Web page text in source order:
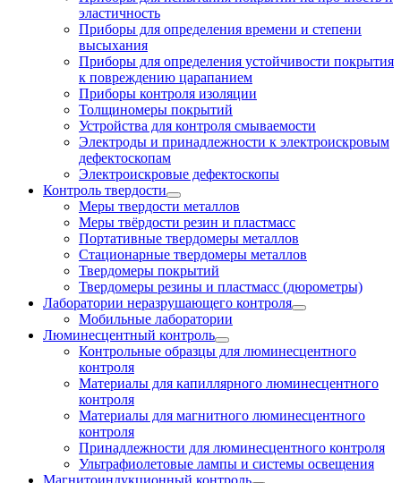
эластичность
Приборы для определения времени и степени
высыхания
Приборы для определения устойчивости покрытия
к повреждению царапанием
Приборы контроля изоляции
Толщиномеры покрытий
Устройства для контроля смываемости
Электроды и принадлежности к электроискровым
дефектоскопам
Электроискровые дефектоскопы
Контроль твердости
Меры твердости металлов
Меры твёрдости резин и пластмасс
Портативные твердомеры металлов
Стационарные твердомеры металлов
Твердомеры покрытий
Твердомеры резины и пластмасс (дюрометры)
Лаборатории неразрушающего контроля
Мобильные лаборатории
Люминесцентный контроль
Контрольные образцы для люминесцентного
контроля
Материалы для капиллярного люминесцентного
контроля
Материалы для магнитного люминесцентного
контроля
Принадлежности для люминесцентного контроля
Ультрафиолетовые лампы и системы освещения
Магнитоиндукционный контроль